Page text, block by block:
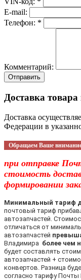
E-mail:
Телефон: *
Комментарий:
Отправить
Доставка
Доставка
Федерации в
Обращаем Ваше
при отправке
стоимость
формировании
Минимальный тариф
почтовый тариф
автозапчастей.
отличаться от
автозапчастей
Владимира более чем
будет составлять
автозапчастей +
конвертов. Разница
согласно тарифу Почты